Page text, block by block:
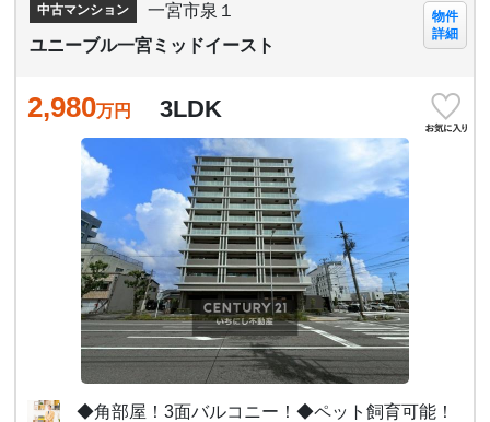
中古マンション
一宮市泉１
ユニーブル一宮ミッドイースト
物件
詳細
2,980万円 3LDK
◆角部屋！3面バルコニー！◆ペット飼育可能！